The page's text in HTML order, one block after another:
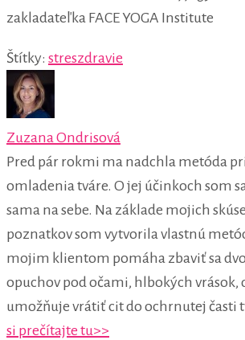
zakladateľka FACE YOGA Institute
Štítky: streszdravie
Zuzana Ondrisová
Pred pár rokmi ma nadchla metóda
omladenia tváre. O jej účinkoch som
sama na sebe. Na základe mojich
poznatkov som vytvorila vlastnú
mojim klientom pomáha zbaviť sa
opuchov pod očami, hlbokých vrások,
umožňuje vrátiť cit do ochrnutej časti
si prečítajte tu>>